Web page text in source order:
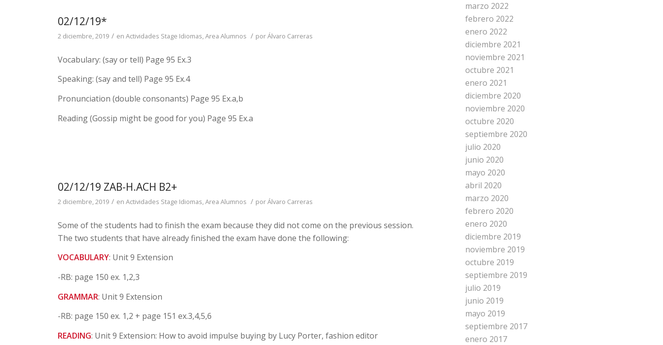
02/12/19*
2 diciembre, 2019 / enActividades Stage Idiomas,Area Alumnos / porÁlvaro Carreras
Vocabulary: (say or tell) Page 95 Ex.3
Speaking: (say and tell) Page 95 Ex.4
Pronunciation (double consonants) Page 95 Ex.a,b
Reading (Gossip might be good for you) Page 95 Ex.a
02/12/19 ZAB-H.ACH B2+
2 diciembre, 2019 / enActividades Stage Idiomas,Area Alumnos / porÁlvaro Carreras
Some of the students had to finish the exam because they did not come on the previous session.
The two students that have already finished the exam have done the following:
VOCABULARY: Unit 9 Extension
-RB: page 150 ex. 1,2,3
GRAMMAR: Unit 9 Extension
-RB: page 150 ex. 1,2 + page 151 ex.3,4,5,6
READING: Unit 9 Extension: How to avoid impulse buying by Lucy Porter, fashion editor
marzo 2022
febrero 2022
enero 2022
diciembre 2021
noviembre 2021
octubre 2021
enero 2021
diciembre 2020
noviembre 2020
octubre 2020
septiembre 2020
julio 2020
junio 2020
mayo 2020
abril 2020
marzo 2020
febrero 2020
enero 2020
diciembre 2019
noviembre 2019
octubre 2019
septiembre 2019
julio 2019
junio 2019
mayo 2019
septiembre 2017
enero 2017